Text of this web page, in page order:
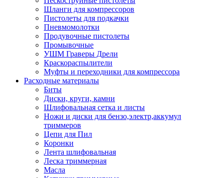
Шланги для компрессоров
Пистолеты для подкачки
Пневмомолотки
Продувочные пистолеты
Промывочные
УШМ Граверы Дрели
Краскораспылители
Муфты и переходники для компрессора
Расходные материалы
Биты
Диски, круги, камни
Шлифовальная сетка и листы
Ножи и диски для бензо,электр,аккумул
триммеров
Цепи для Пил
Коронки
Лента шлифовальная
Леска триммерная
Масла